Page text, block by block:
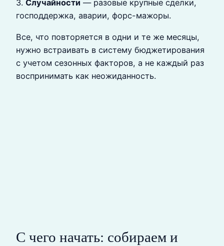
3. Случайности — разовые крупные сделки,
господдержка, аварии, форс-мажоры.
Все, что повторяется в одни и те же месяцы,
нужно встраивать в систему бюджетирования
с учетом сезонных факторов, а не каждый раз
воспринимать как неожиданность.
С чего начать: собираем и